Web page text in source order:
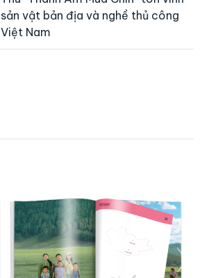
sản vật bản địa và nghề thủ công
Việt Nam